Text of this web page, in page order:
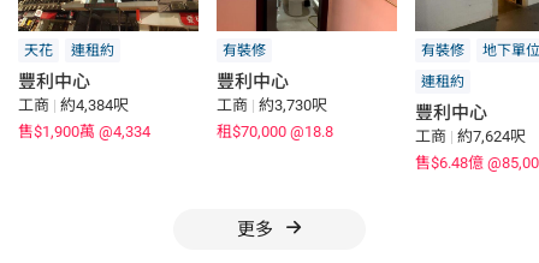
天花 連租約
豐利中心
工商 | 約4,384呎
售$1,900萬 @4,334
有裝修
豐利中心
工商 | 約3,730呎
租$70,000 @18.8
有裝修
地下單位
連租約
豐利中心
工商 | 約7,624呎
售$6.48億
更多